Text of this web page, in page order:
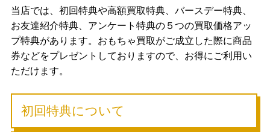
当店では、初回特典や高額買取特典、バースデー特典、
お友達紹介特典、アンケート特典の５つの買取価格アッ
プ特典があります。おもちゃ買取がご成立した際に商品
券などをプレゼントしておりますので、お得にご利用い
ただけます。
初回特典について